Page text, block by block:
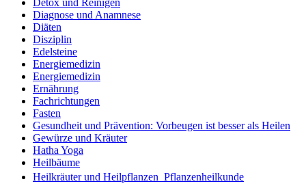
Diagnose und Anamnese
Diäten
Disziplin
Edelsteine
Energiemedizin
Energiemedizin
Ernährung
Fachrichtungen
Fasten
Gesundheit und Prävention: Vorbeugen ist besser als Heilen
Gewürze und Kräuter
Hatha Yoga
Heilbäume
Heilkräuter und Heilpflanzen  Pflanzenheilkunde